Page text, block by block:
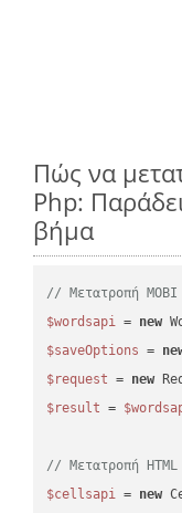
Πώς να
Php:
βήμα
// Μετατροπή MOBI
$wordsapi = new
$saveOptions =
$request = new
$result =
// Μετατροπή
$cellsapi = new